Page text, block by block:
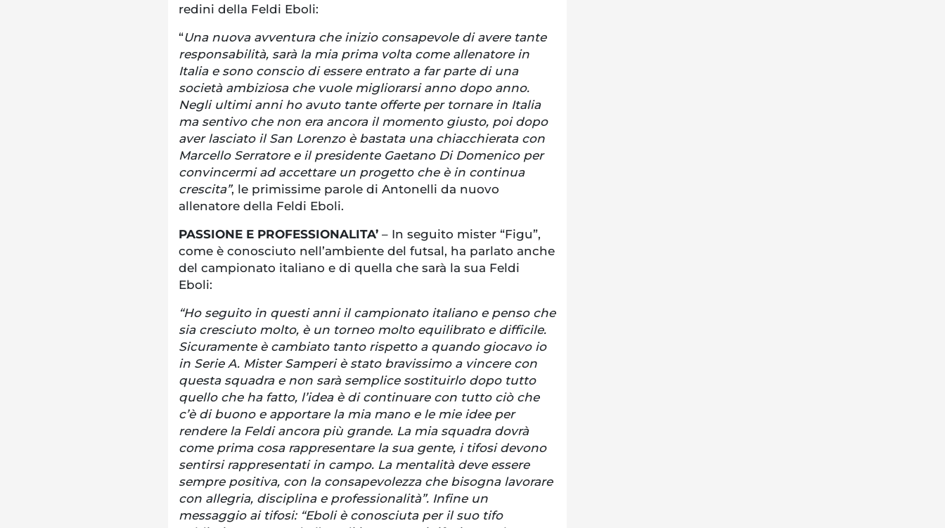
redini della Feldi Eboli:
“Una nuova avventura che inizio consapevole di avere tante
responsabilità, sarà la mia prima volta come allenatore in
Italia e sono conscio di essere entrato a far parte di una
società ambiziosa che vuole migliorarsi anno dopo anno.
Negli ultimi anni ho avuto tante offerte per tornare in Italia
ma sentivo che non era ancora il momento giusto, poi dopo
aver lasciato il San Lorenzo è bastata una chiacchierata con
Marcello Serratore e il presidente Gaetano Di Domenico per
convincermi ad accettare un progetto che è in continua
crescita”, le primissime parole di Antonelli da nuovo
allenatore della Feldi Eboli.
PASSIONE E PROFESSIONALITA’ – In seguito mister “Figu”,
come è conosciuto nell’ambiente del futsal, ha parlato anche
del campionato italiano e di quella che sarà la sua Feldi
Eboli:
“Ho seguito in questi anni il campionato italiano e penso che
sia cresciuto molto, è un torneo molto equilibrato e difficile.
Sicuramente è cambiato tanto rispetto a quando giocavo io
in Serie A. Mister Samperi è stato bravissimo a vincere con
questa squadra e non sarà semplice sostituirlo dopo tutto
quello che ha fatto, l’idea è di continuare con tutto ciò che
c’è di buono e apportare la mia mano e le mie idee per
rendere la Feldi ancora più grande. La mia squadra dovrà
come prima cosa rappresentare la sua gente, i tifosi devono
sentirsi rappresentati in campo. La mentalità deve essere
sempre positiva, con la consapevolezza che bisogna lavorare
con allegria, disciplina e professionalità”. Infine un
messaggio ai tifosi: “Eboli è conosciuta per il suo tifo